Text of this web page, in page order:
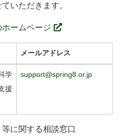
いただきます。
ームページ
メールアドレス
学
援
support@spring8.or.jp
等に関する相談窓口